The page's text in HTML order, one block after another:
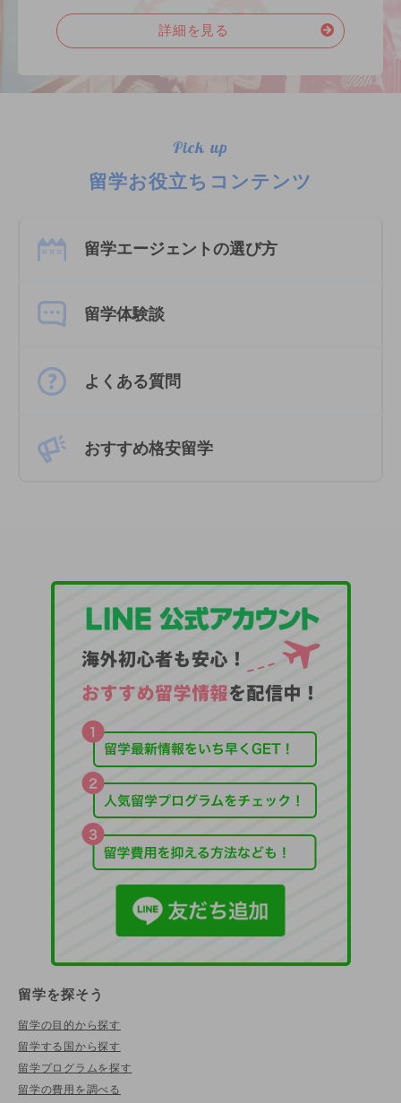
詳細を見る
Pick up
留学お役立ちコンテンツ
留学エージェントの選び方
留学体験談
よくある質問
おすすめ格安留学
留学を探そう
留学の目的から探す
留学する国から探す
留学プログラムを探す
留学の費用を調べる